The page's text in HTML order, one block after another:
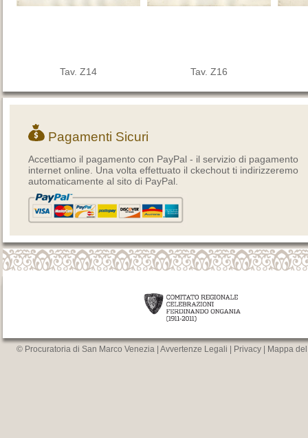
Tav. Z14 Tav. Z16
Pagamenti Sicuri
Accettiamo il pagamento con PayPal - il servizio di pagamento
internet online. Una volta effettuato il ckechout ti indirizzeremo
automaticamente al sito di PayPal.
© Procuratoria di San Marco Venezia | Avvertenze Legali Privacy Mappa